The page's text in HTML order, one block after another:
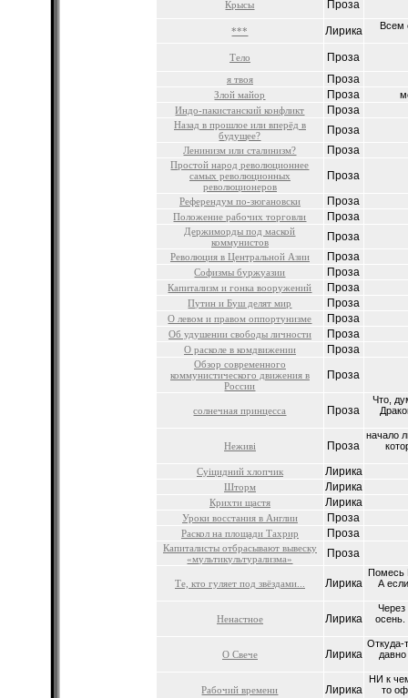
Крысы Проза
*** Лирика Всем
Тело Проза
я твоя Проза
Злой майор Проза
Индо-пакистанский конфликт
Проза
Назад в прошлое или вперёд в
будущее?
Проза
Ленинизм или сталинизм? Проза
Простой народ революционнее
самых революционных
революционеров
Проза
Референдум по-зюгановски Проза
Положение рабочих торговли Проза
Держиморды под маской
коммунистов
Проза
Революция в Центральной Азии Проза
Софизмы буржуазии Проза
Капитализм и гонка вооружений Проза
Путин и Буш делят мир Проза
О левом и правом оппортунизме Проза
Об удушении свободы личности Проза
О расколе в комдвижении Проза
Обзор современного
коммунистического движения в
России
Проза
солнечная принцесса Проза
Что,
Неживі Проза
начало
Суіцидний хлопчик Лирика
Шторм Лирика
Крихти щастя Лирика
Уроки восстания в Англии Проза
Раскол на площади Тахрир Проза
Капиталисты отбрасывают вывеску
«мультикультурализма»
Проза
Те, кто гуляет под звёздами... Лирика
Помесь
А
Ненастное Лирика
Через
О Свече Лирика
Откуда-
Рабочий времени Лирика
НИ к
то